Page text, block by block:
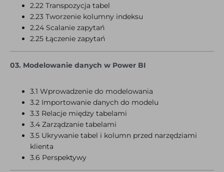
2.22 Transpozycja tabel
2.23 Tworzenie kolumny indeksu
2.24 Scalanie zapytań
2.25 Łączenie zapytań
03. Modelowanie danych w Power BI
3.1 Wprowadzenie do modelowania
3.2 Importowanie danych do modelu
3.3 Relacje między tabelami
3.4 Zarządzanie tabelami
3.5 Ukrywanie tabel i kolumn przed narzędziami
klienta
3.6 Perspektywy